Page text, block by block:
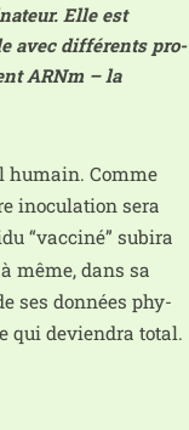
Elle est
avec dif­fé­rents pro­
ARNm – la
humain. Comme
ino­cu­la­tion sera
“vac­ci­né” subi­ra
même, dans sa
ses don­nées phy­
qui devien­dra total.